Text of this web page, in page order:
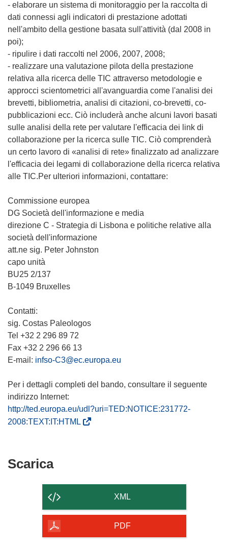
- elaborare un sistema di monitoraggio per la raccolta di
dati connessi agli indicatori di prestazione adottati
nell'ambito della gestione basata sull'attività (dal 2008 in
poi);
- ripulire i dati raccolti nel 2006, 2007, 2008;
- realizzare una valutazione pilota della prestazione
relativa alla ricerca delle TIC attraverso metodologie e
approcci scientometrici all'avanguardia come l'analisi dei
brevetti, bibliometria, analisi di citazioni, co-brevetti, co-
pubblicazioni ecc. Ciò includerà anche alcuni lavori basati
sulle analisi della rete per valutare l'efficacia dei link di
collaborazione per la ricerca sulle TIC. Ciò comprenderà
un certo lavoro di «analisi di rete» finalizzato ad analizzare
l'efficacia dei legami di collaborazione della ricerca relativa
alle TIC.Per ulteriori informazioni, contattare:
Commissione europea
DG Società dell'informazione e media
direzione C - Strategia di Lisbona e politiche relative alla
società dell'informazione
att.ne sig. Peter Johnston
capo unità
BU25 2/137
B-1049 Bruxelles
Contatti:
sig. Costas Paleologos
Tel +32 2 296 89 72
Fax +32 2 296 66 13
E-mail: infso-C3@ec.europa.eu
Per i dettagli completi del bando, consultare il seguente
http://ted.europa.eu/udl?uri=TED:NOTICE:231772-
2008:TEXT:IT:HTML
ScaricaScarica
contenuto
della
pagina
XML
PDF